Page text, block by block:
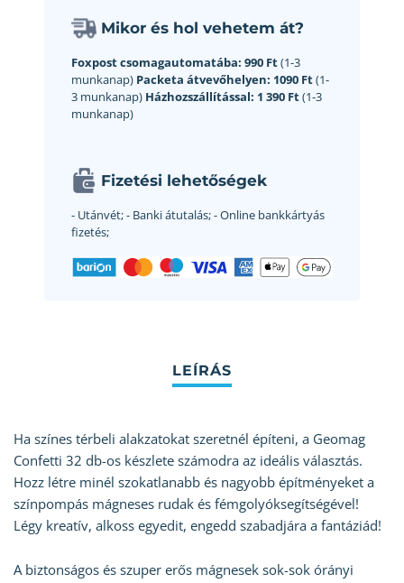
Mikor és hol vehetem át?
Foxpost csomagautomatába: 990 Ft(1-3
munkanap) Packeta átvevőhelyen: 1090 Ft(1-
3 munkanap) Házhozszállítással: 1 390 Ft(1-3
munkanap)
Fizetési lehetőségek
- Utánvét;- Banki átutalás;- Online bankkártyás
fizetés;
Ha színes térbeli alakzatokat szeretnél építeni, a Geomag
Confetti 32 db-os készlete számodra az ideális választás.
Hozz létre minél szokatlanabb és nagyobb építményeket a
színpompás mágneses rudak és fémgolyóksegítségével!
Légy kreatív, alkoss egyedit, engedd szabadjára a fantáziád!
A biztonságos és szuper erős mágnesek sok-sok órányi